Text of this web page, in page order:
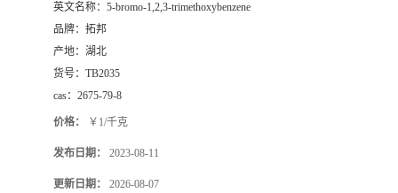
英文名称： 5-bromo-1,2,3-trimethoxybenzene
品牌： 拓邦
产地： 湖北
货号： TB2035
cas： 2675-79-8
价格： ￥1/千克
发布日期： 2023-08-11
更新日期： 2026-08-07